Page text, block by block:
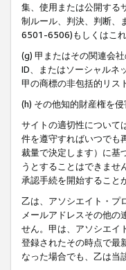
集、使用または公開する
制ルール、判決、判断、
6501-6506)もしくはこ
(g) 甲またはその関連会
ID、またはソーシャルネ
甲の商標の非包括的リス
(h) その他知的財産権を侵
サイトの適切性について
件を遵守すればいつでも
裁量で決定します）に基
うとすることはできませ
承認手続を開始すること
乙は、アソシエイト・プ
メールアドレスその他
せん。甲は、アソシエイ
登録されたその時点で最
なった場合でも、乙は当